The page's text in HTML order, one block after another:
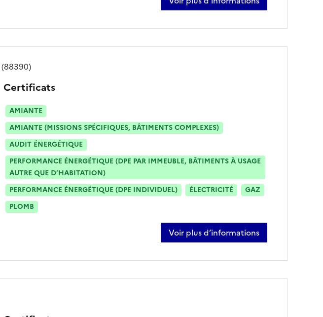
sur denis euge
(88390)
Certificats
AMIANTE
AMIANTE (MISSIONS SPÉCIFIQUES, BÂTIMENTS COMPLEXES)
AUDIT ÉNERGÉTIQUE
PERFORMANCE ÉNERGÉTIQUE (DPE PAR IMMEUBLE, BÂTIMENTS À USAGE
AUTRE QUE D’HABITATION)
PERFORMANCE ÉNERGÉTIQUE (DPE INDIVIDUEL)
ÉLECTRICITÉ
GAZ
PLOMB
Voir plus d’informations
sur rémi frenot